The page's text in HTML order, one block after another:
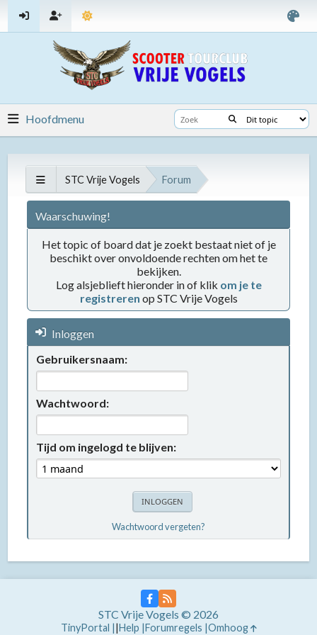
Hoofdmenu
STC Vrije Vogels Forum
Waarschuwing!
Het topic of board dat je zoekt bestaat niet of je
beschikt over onvoldoende rechten om het te
bekijken.
Log alsjeblieft hieronder in of klik om je te
registreren op STC Vrije Vogels
Inloggen
Gebruikersnaam:
Wachtwoord:
Tijd om ingelogd te blijven:
Wachtwoord vergeten?
STC Vrije Vogels © 2026
TinyPortal |Help Forumregels Omhoog